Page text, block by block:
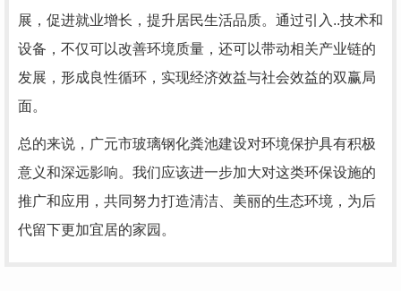
展，促进就业增长，提升居民生活品质。通过引入..技术和
设备，不仅可以改善环境质量，还可以带动相关产业链的
发展，形成良性循环，实现经济效益与社会效益的双赢局
面。
总的来说，广元市玻璃钢化粪池建设对环境保护具有积极
意义和深远影响。我们应该进一步加大对这类环保设施的
推广和应用，共同努力打造清洁、美丽的生态环境，为后
代留下更加宜居的家园。